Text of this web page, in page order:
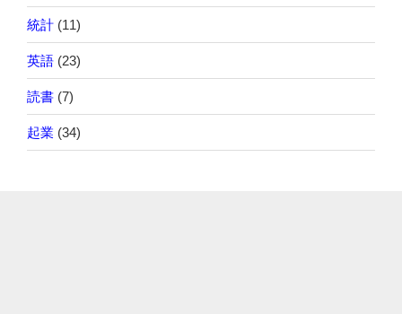
統計 (11)
英語 (23)
読書 (7)
起業 (34)